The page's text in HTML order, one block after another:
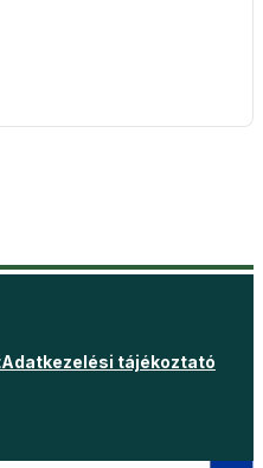
Adatkezelési tájékoztató